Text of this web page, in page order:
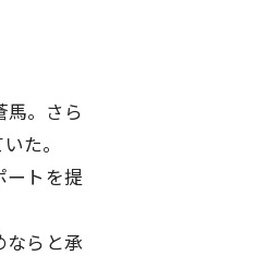
馬。さら
た。
ートを提
ならと承